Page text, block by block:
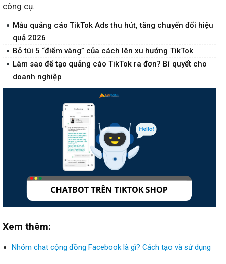
công cụ.
Mẫu quảng cáo TikTok Ads thu hút, tăng chuyển đổi hiệu
quả 2026
Bỏ túi 5 “điểm vàng” của cách lên xu hướng TikTok
Làm sao để tạo quảng cáo TikTok ra đơn? Bí quyết cho
doanh nghiệp
Xem thêm:
Nhóm chat cộng đồng Facebook là gì? Cách tạo và sử dụng